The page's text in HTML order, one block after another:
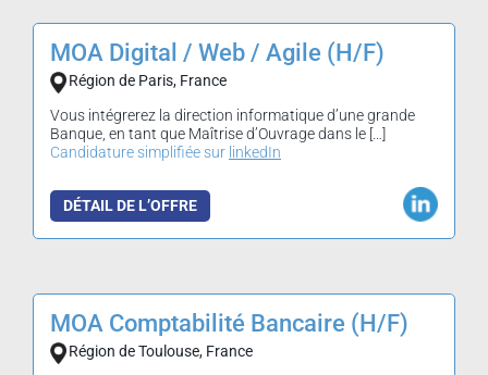
MOA Digital / Web / Agile (H/F)
Région de Paris, France
Vous intégrerez la direction informatique d’une grande
Banque, en tant que Maîtrise d’Ouvrage dans le […]
Candidature simplifiée sur linkedIn
DÉTAIL DE L’OFFRE
MOA Comptabilité Bancaire (H/F)
Région de Toulouse, France